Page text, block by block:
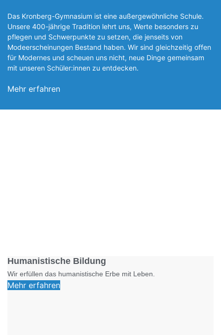
Das Kronberg-Gymnasium ist eine außergewöhnliche Schule.
Unsere 400-jährige Tradition lehrt uns, Werte besonders zu
pflegen und Schwerpunkte zu setzen, die jen­seits von
Modeerscheinungen Be­stand haben. Wir sind gleichzeitig offen
für Modernes und scheuen uns nicht, neue Dinge gemeinsam
mit unseren Schüler:innen zu entde­cken.
Mehr erfahren
Humanistische Bildung
Wir erfüllen das humanistische Erbe mit Leben.
Mehr erfahren